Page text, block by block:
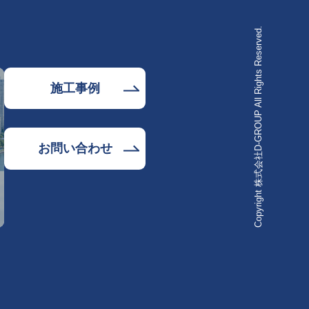
施工事例
お問い合わせ Copyright 株式会社D-GROUP All Rights Reserved.